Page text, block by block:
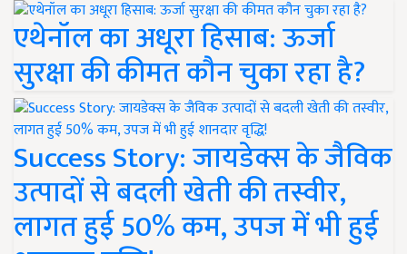
एथेनॉल का अधूरा हिसाब: ऊर्जा
सुरक्षा की कीमत कौन चुका रहा है?
Success Story: जायडेक्स के जैविक
उत्पादों से बदली खेती की तस्वीर,
लागत हुई 50% कम, उपज में भी हुई